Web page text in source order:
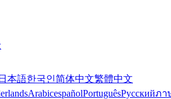
日本語한국인简体中文繁體中文
ArabicespañolPortuguêsРусскийภา